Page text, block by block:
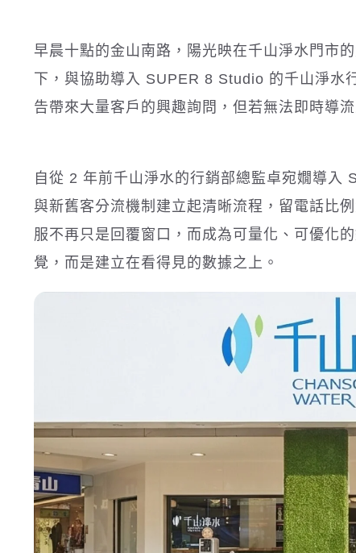
早晨十點的金山南路，陽光映在千山淨水門市
下，與協助導入 SUPER 8 Studio 的千山淨
告帶來大量客戶的興趣詢問，但若無法即時導
自從 2 年前千山淨水的行銷部總監卓宛嫺導
與新舊客分流機制建立起清晰流程，留電話比
服不再只是回覆窗口，而成為可量化、可優化
覺，而是建立在看得見的數據之上。